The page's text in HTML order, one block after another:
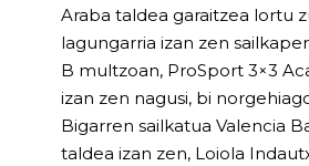
Araba taldea garaitzea lortu
lagungarria izan zen
B multzoan, ProSport 3×3
izan zen nagusi, bi
Bigarren sailkatua Valencia
taldea izan zen, Loiola